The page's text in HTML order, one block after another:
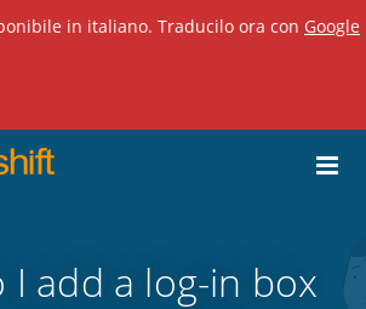
in italiano. Traducilo ora con Google
I add a log-in box